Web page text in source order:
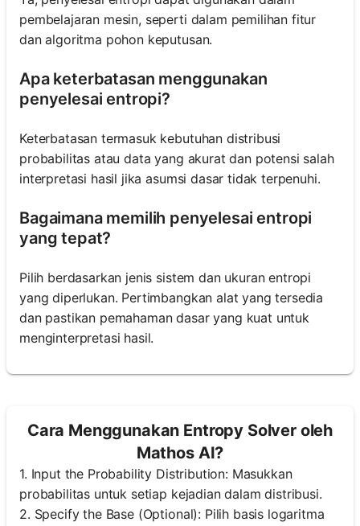
pembelajaran mesin, seperti dalam pemilihan fitur
dan algoritma pohon keputusan.
Apa keterbatasan menggunakan
penyelesai entropi?
Keterbatasan termasuk kebutuhan distribusi
probabilitas atau data yang akurat dan potensi salah
interpretasi hasil jika asumsi dasar tidak terpenuhi.
Bagaimana memilih penyelesai entropi
yang tepat?
Pilih berdasarkan jenis sistem dan ukuran entropi
yang diperlukan. Pertimbangkan alat yang tersedia
dan pastikan pemahaman dasar yang kuat untuk
menginterpretasi hasil.
Cara Menggunakan Entropy Solver oleh
Mathos AI?
1. Input the Probability Distribution: Masukkan
probabilitas untuk setiap kejadian dalam distribusi.
2. Specify the Base (Optional): Pilih basis logaritma